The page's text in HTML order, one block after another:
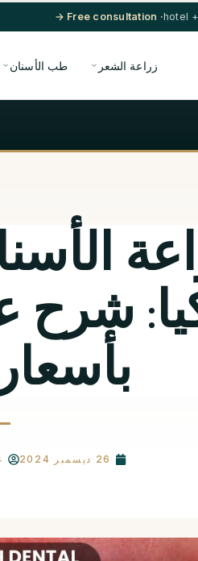
· Free consultation →
زراعة الشعر طب الأسنان
شرح
26 ديسمبر 2024